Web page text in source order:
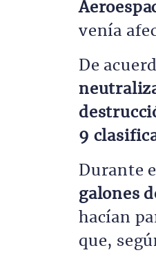
venía
De
9
Durante
galones
hacían
que,